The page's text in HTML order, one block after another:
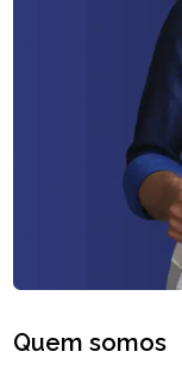
Quem somos